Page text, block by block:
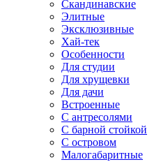
Скандинавские
Элитные
Эксклюзивные
Хай-тек
Особенности
Для студии
Для хрущевки
Для дачи
Встроенные
С антресолями
С барной стойкой
С островом
Малогабаритные